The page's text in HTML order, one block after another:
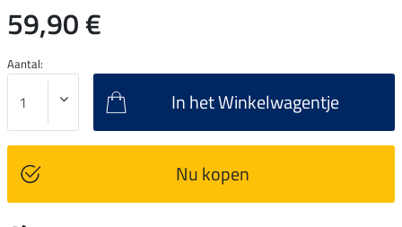
59,90 €
Aantal:
In het Winkelwagentje
Nu kopen